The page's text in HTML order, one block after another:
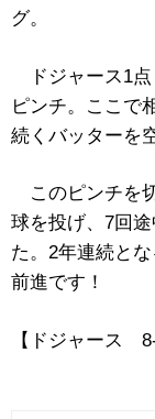
グ。
ドジャース1点
ピンチ。ここで
続くバッターを
このピンチを
球を投げ、7回
た。2年連続と
前進です！
【ドジャース